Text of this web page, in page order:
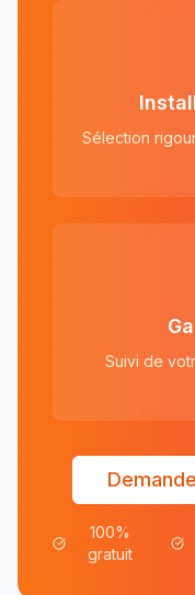
Sélection
Suivi de
100%
gratuit